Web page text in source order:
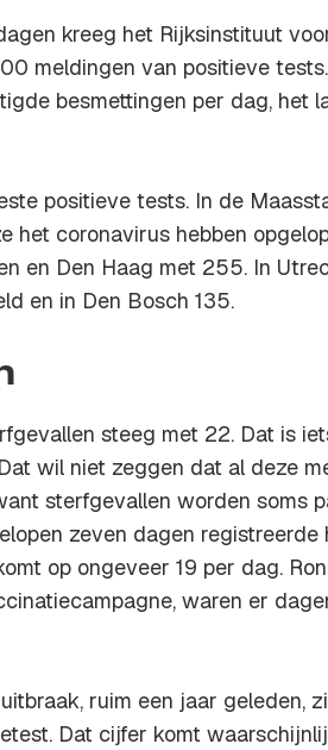
kreeg het Rijksinstituut
meldingen van positieve
besmettingen per dag, het
positieve tests. In de
het coronavirus hebben
en Den Haag met 255. In
en in Den Bosch 135.
steeg met 22. Dat is
wil niet zeggen dat al deze
sterfgevallen worden soms
zeven dagen registreerde
op ongeveer 19 per dag.
waren er
ruim een jaar geleden,
Dat cijfer komt